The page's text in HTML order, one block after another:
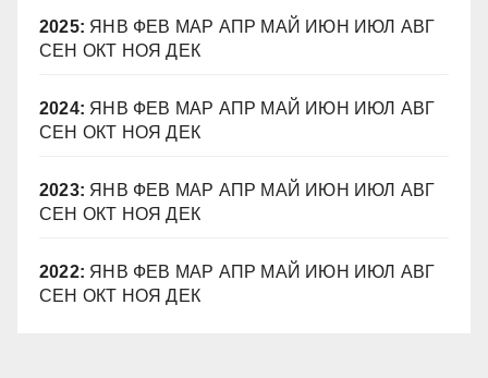
2025: ЯНВ ФЕВ МАР АПР МАЙ ИЮН ИЮЛ АВГ
СЕН ОКТ НОЯ ДЕК
2024: ЯНВ ФЕВ МАР АПР МАЙ ИЮН ИЮЛ АВГ
СЕН ОКТ НОЯ ДЕК
2023: ЯНВ ФЕВ МАР АПР МАЙ ИЮН ИЮЛ АВГ
СЕН ОКТ НОЯ ДЕК
2022: ЯНВ ФЕВ МАР АПР МАЙ ИЮН ИЮЛ АВГ
СЕН ОКТ НОЯ ДЕК